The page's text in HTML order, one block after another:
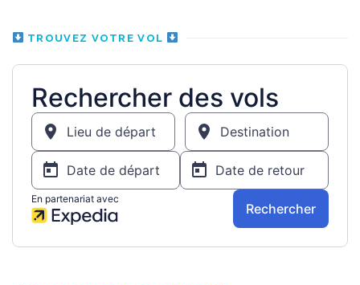
TROUVEZ VOTRE VOL